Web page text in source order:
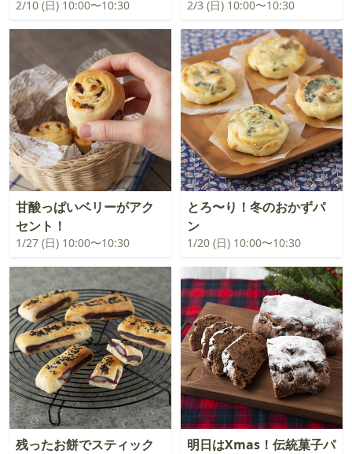
2/10 (日) 10:00〜10:30 2/3 (日) 10:00〜10:30
甘酸っぱいベリーがアク
セント！
1/27 (日) 10:00〜10:30
とろ〜り！冬のおかずパ
ン
1/20 (日) 10:00〜10:30
残ったお餅でスティック
明日はXmas！伝統菓子パ